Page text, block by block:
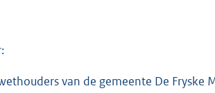
van de gemeente De Fryske